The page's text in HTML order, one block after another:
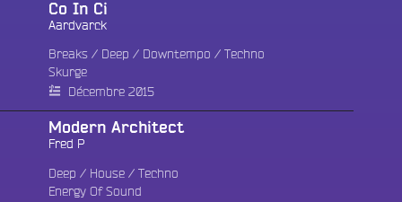
Co In Ci
Aardvarck
Breaks / Deep / Downtempo / Techno
Skurge
Décembre 2015
Modern Architect
Fred P
Deep / House / Techno
Energy Of Sound